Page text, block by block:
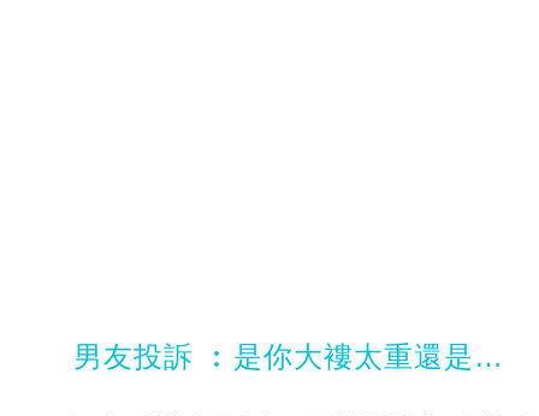
男友投訴 ︰是你大褸太重還是…